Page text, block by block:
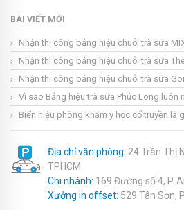
BÀI VIẾT MỚI
Nhận thi công bảng hiệu chuỗi trà sữa
Nhận thi công bảng hiệu chuỗi trà sữa
Nhận thi công bảng hiệu chuỗi trà sữa
Vì sao Bảng hiệu trà sữa Phúc Long luôn
Biển hiệu phòng khám y học cổ truyền là
Địa chỉ văn phòng: 24 Trần Thị
TPHCM
Chi nhánh: 169 Đường số 4, P.
Xưởng in offset: 529 Tân Sơn,